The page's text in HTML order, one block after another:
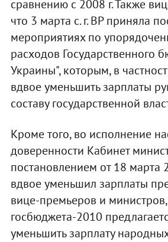
сравнению с 2008 г. Также
что 3 марта с. г. ВР приняла
мероприятиях по
расходов Государственного
Украины", которым, в
вдвое уменьшить зарплаты
составу государственной
Кроме того, во исполнение
доверенности Кабинет
постановлением от 18 марта
вдвое уменьшил зарплаты
вице-премьеров и
госбюджета-2010
уменьшить зарплату